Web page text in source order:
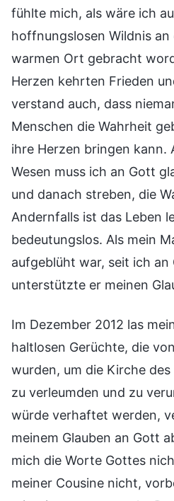
fühlte mich, als wäre ich
hoffnungslosen Wildnis an
warmen Ort gebracht
Herzen kehrten Frieden
verstand auch, dass
Menschen die Wahrheit
ihre Herzen bringen kann.
Wesen muss ich an Gott
und danach streben, die
Andernfalls ist das Leben
bedeutungslos. Als mein
aufgeblüht war, seit ich an
unterstützte er meinen
Im Dezember 2012 las
haltlosen Gerüchte, die
wurden, um die Kirche
zu verleumden und zu
würde verhaftet werden,
meinem Glauben an Gott
mich die Worte Gottes
meiner Cousine nicht,